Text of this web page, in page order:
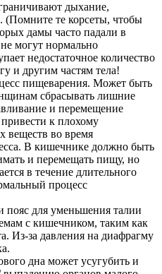
дыхание,
(Помните те корсеты, чтобы
дамы часто падали в
могут нормально
недостаточное количество
и другим частям тела!
пищеварения. Может быть
сбрасывать лишние
и перемещение
к плохому
веществ во время
В кишечнике должно быть
и перемещать пищу, но
в течение длительного
процесс
для уменьшения талии
с кишечником, таким как
Из-за давления на диафрагму
дна может усугубить и